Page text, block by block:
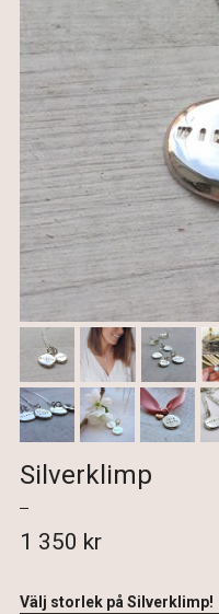
Silverklimp
1 350 kr
Välj storlek på Silverklimp!